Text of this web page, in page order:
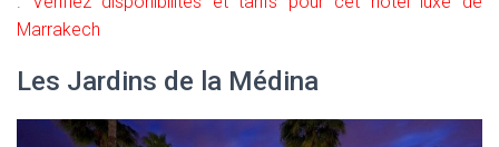
Marrakech
Les Jardins de la Médina